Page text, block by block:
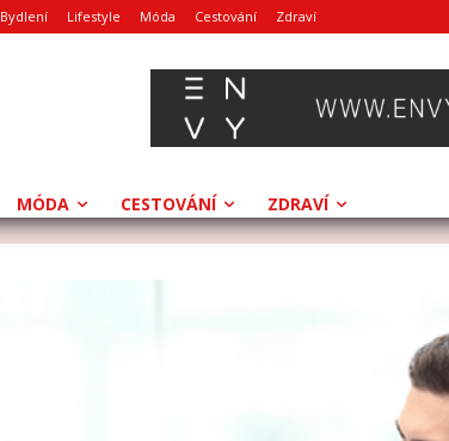
Bydlení Lifestyle Móda Cestování Zdraví
MÓDA CESTOVÁNÍ ZDRAVÍ